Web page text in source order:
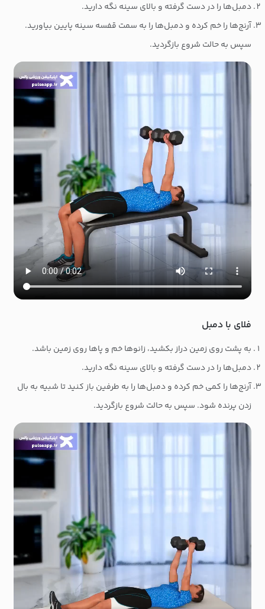
دمبل‌ها را در دست گرفته و بالای سینه نگه دارید.
آرنج‌ها را خم کرده و دمبل‌ها را به سمت قفسه سینه پایین بیاورید.
سپس به حالت شروع بازگردید.
فلای با دمبل
به پشت روی زمین دراز بکشید، زانوها خم و پاها روی زمین باشد.
دمبل‌ها را در دست گرفته و بالای سینه نگه دارید.
آرنج‌ها را کمی خم کرده و دمبل‌ها را به طرفین باز کنید تا شبیه به بال
زدن پرنده شود. سپس به حالت شروع بازگردید.